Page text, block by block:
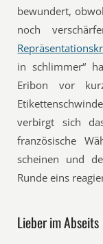
bewundert,
noch
in schlimmer“
Eribon vor
verbirgt sich
französische
scheinen und
Runde eins
Lieber im Abseits